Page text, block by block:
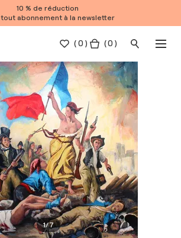
10 % de réduction
abonnement à la newsletter
(0 ) ( 0 )
1/7